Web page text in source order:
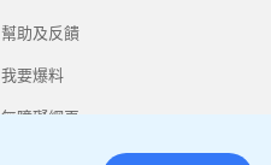
幫助及反饋
我要爆料
無障礙網頁